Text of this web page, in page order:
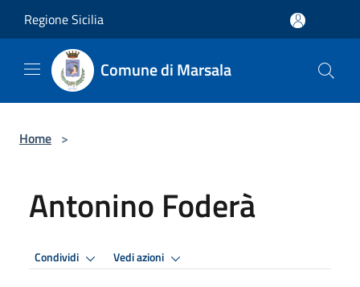
Regione Sicilia
Comune di Marsala
Home >
Antonino Foderà
Condividi Vedi azioni